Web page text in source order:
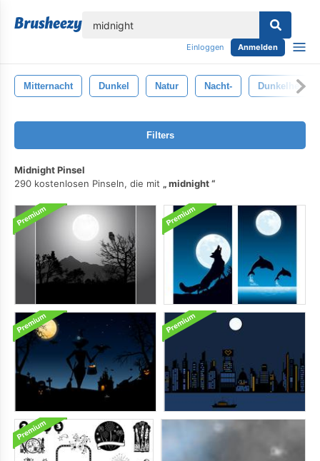
Einloggen Anmelden
Mitternacht Dunkel Natur Nacht- Dunkelheit
Filters
Midnight Pinsel
290 kostenlosen Pinseln, die mit
midnight